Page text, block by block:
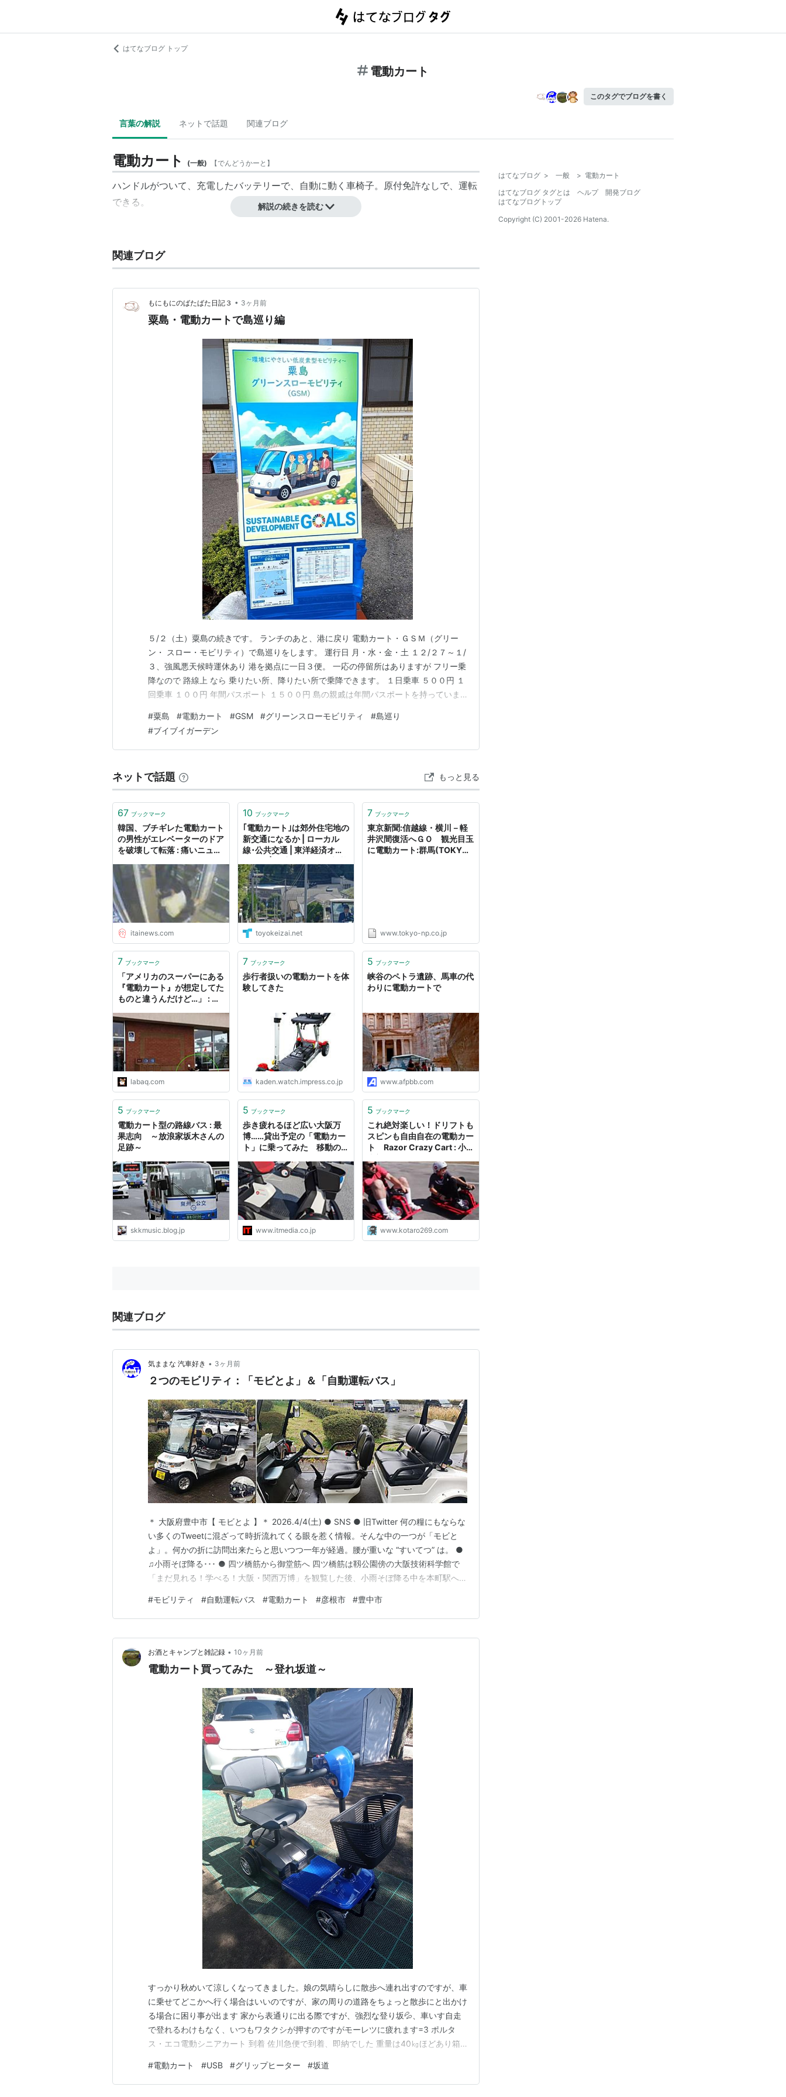
はてなブログ トップ
電動カート
このタグでブログを書く
言葉の解説 ネットで話題 関連ブログ
電動カート (一般) 【でんどうかーと 】
ハンドルがついて、充電したバッテリーで、自動に動く車椅子。原付免許なしで、運転
できる。
解説の続きを読む
関連ブログ
もにもにのばたばた日記３ • 3ヶ月前
粟島・電動カートで島巡り編
５/２（土）粟島の続きです。 ランチのあと、港に戻り 電動カート・ＧＳＭ（グリー
ン・ スロー・モビリティ）で島巡りをします。 運行日 月・水・金・土 １２/２７～１/
３、強風悪天候時運休あり 港を拠点に一日３便。 一応の停留所はありますが フリー乗
降なので 路線上 なら 乗りたい所、降りたい所で乗降できます。 １日乗車 ５００円 １
回乗車 １００円 年間パスポート １５００円 島の親戚は年間パスポートを持っていま
向を全部回ろうかと。 １４：３０の船までに戻ってこれます。 西方向『下新田』を回
って 一旦港に戻り 北…
#粟島 #電動カート #GSM #グリーンスローモビリティ #島巡り
#ブイブイガーデン
ネットで話題 もっと見る
67 ブックマーク
韓国、ブチギレた電動カート
の男性がエレベーターのドア
を破壊して転落 : 痛いニュー
itainews.com
10 ブックマーク
｢電動カート｣は郊外住宅地の
新交通になるか | ローカル
線･公共交通 | 東洋経済オン
準
toyokeizai.net
7 ブックマーク
東京新聞:信越線・横川－軽
井沢間復活へＧＯ 観光目玉
に電動カート:群馬(TOKYO
www.tokyo-np.co.jp
7 ブックマーク
「アメリカのスーパーにある
『電動カート』が想定してた
ものと違うんだけど…」 : ら
labaq.com
7 ブックマーク
歩行者扱いの電動カートを体
験してきた
kaden.watch.impress.co.jp
5 ブックマーク
峡谷のペトラ遺跡、馬車の代
わりに電動カートで
www.afpbb.com
5 ブックマーク
電動カート型の路線バス : 最
果志向 ～放浪家坂木さんの
足跡～
skkmusic.blog.jp
5 ブックマーク
歩き疲れるほど広い大阪万
博……貸出予定の「電動カー
ト」に乗ってみた 移動の助
www.itmedia.co.jp
5 ブックマーク
これ絶対楽しい！ドリフトも
スピンも自由自在の電動カー
ト Razor Crazy Cart : 小
www.kotaro269.com
関連ブログ
気ままな 汽車好き • 3ヶ月前
２つのモビリティ：「モビとよ」＆「自動運転バス」
＊ 大阪府豊中市【 モビとよ 】＊ 2026.4/4(土) ● SNS ● 旧Twitter 何の糧にもならな
い多くのTweetに混ざって時折流れてくる眼を惹く情報。そんな中の一つが「モビと
よ」。何かの折に訪問出来たらと思いつつ一年が経過。腰が重いな “すいてつ” は。 ●
♫小雨そぼ降る･･･ ● 四ツ橋筋から御堂筋へ 四ツ橋筋は靱公園傍の大阪技術科学館で
「まだ見れる！学べる！大阪・関西万博」を観覧した後、小雨そぼ降る中を本町駅へと
筋となり、列車はかつての終着駅千里中央に滑り込む。 そぼ降るままの雨の中を進路
を東に…
#モビリティ #自動運転バス #電動カート #彦根市 #豊中市
お酒とキャンプと雑記録 • 10ヶ月前
電動カート買ってみた ～登れ坂道～
すっかり秋めいて涼しくなってきました。娘の気晴らしに散歩へ連れ出すのですが、車
に乗せてどこかへ行く場合はいいのですが、家の周りの道路をちょっと散歩にと出かけ
る場合に困り事が出ます 家から表通りに出る際ですが、強烈な登り坂💦、車いす自走
で登れるわけもなく、いつもワタクシが押すのですがモーレツに疲れます=3 ポルタ
ス・エコ電動シニアカート 到着 佐川急便で到着、即納でした 重量は40㎏ほどあり箱
その場に下ろしてもらいました 箱から引っ張り出し、格納されていたハンドルを立て
ます イスを取り付けすぐ完成✨ ＬＥＤヘッドライト…
#電動カート #USB #グリップヒーター #坂道
はてなブログ > 一般 > 電動カート
はてなブログ タグとは
ヘルプ
開発ブログ
はてなブログトップ
Copyright (C) 2001-2026 Hatena.